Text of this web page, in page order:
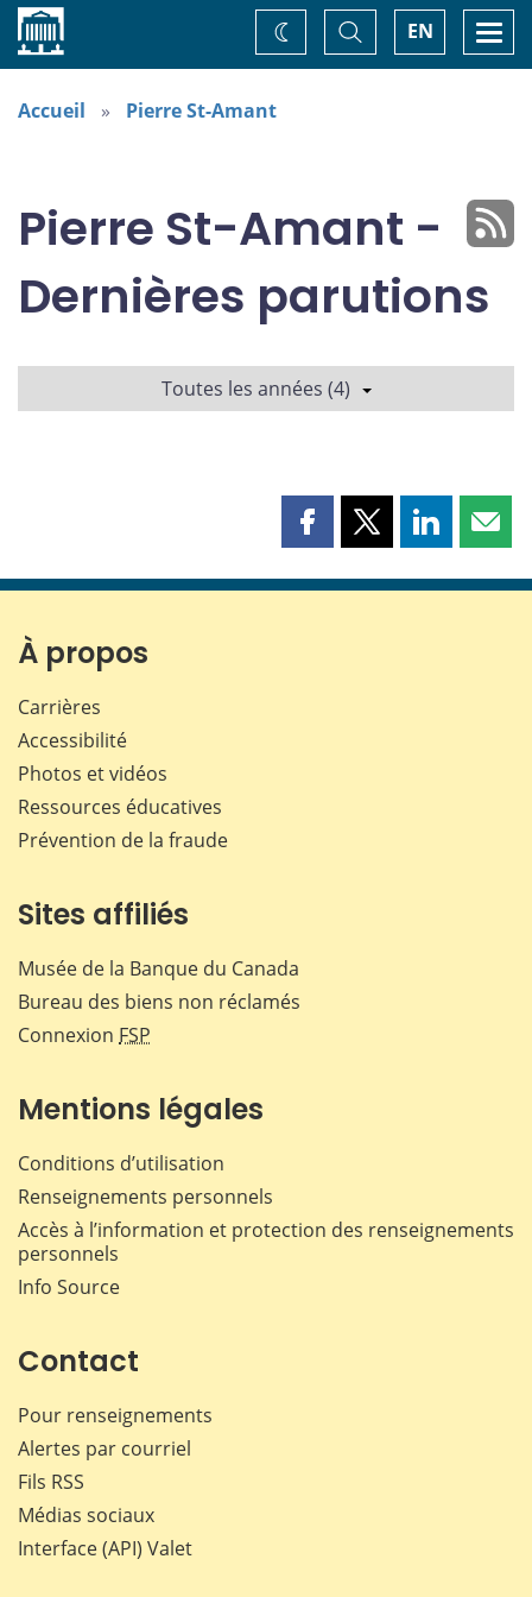
Accueil EN
Basculer
la
recherche
Changez
de
Accueil Pierre St-Amant
Pierre St-Amant -
Dernières parutions
Toutes les années (4)
Partager
page
Partager
page
Partager
page page
À propos
Carrières
Accessibilité
Photos et vidéos
Ressources éducatives
Prévention de la fraude
Sites affiliés
Musée de la Banque du Canada
Bureau des biens non réclamés
Connexion FSP
Mentions légales
Conditions d’utilisation
Renseignements personnels
Accès à l’information et protection des renseignements
personnels
Info Source
Contact
Pour renseignements
Alertes par courriel
Fils RSS
Médias sociaux
Interface (API) Valet